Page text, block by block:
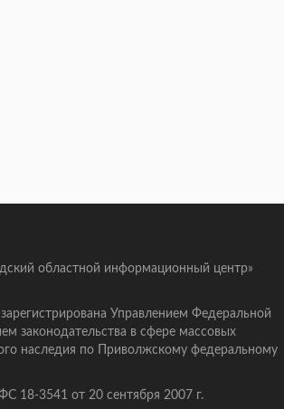
областной информационный центр»
Управлением Федеральной
законодательства в сфере массовых
наследия по Приволжскому федеральному
18-3541 от 20 сентября 2007 г.